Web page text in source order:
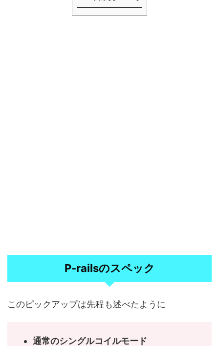
P-railsのスペック
このピックアップは先程も述べたように
通常のシングルコイルモード